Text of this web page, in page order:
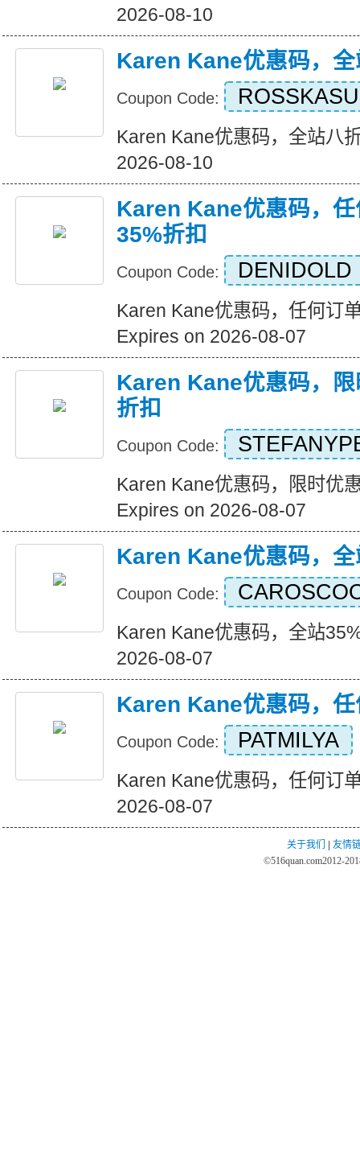
2026-08-10
Karen Kane优惠码，
Coupon Code: ROSSKASU
Karen Kane优惠码，全站八
2026-08-10
Karen Kane优惠码，
35%折扣
Coupon Code: DENIDOLD
Karen Kane优惠码，任何订
Expires on 2026-08-07
Karen Kane优惠码，
折扣
Coupon Code:
Karen Kane优惠码，限时优
Expires on 2026-08-07
Karen Kane优惠码，
Coupon Code:
Karen Kane优惠码，全站
2026-08-07
Karen Kane优惠码，
Coupon Code: PATMILYA
Karen Kane优惠码，任何订
2026-08-07
关于我们
友情
©516quan.com2012-